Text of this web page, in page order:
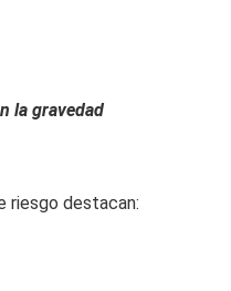
la gravedad
riesgo destacan: